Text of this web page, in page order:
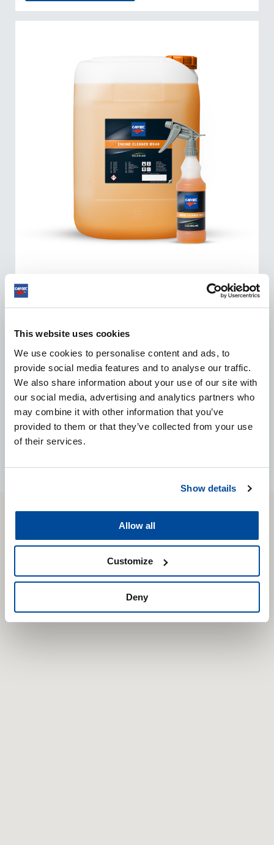
This website uses cookies
We use cookies to personalise content and ads, to
provide social media features and to analyse our traffic.
We also share information about your use of our site with
our social media, advertising and analytics partners who
may combine it with other information that you’ve
provided to them or that they’ve collected from your use
of their services.
Show details
Allow all
Customize
Deny
El limpiador más eficaz para el vano motor. Este
de aceite y grasa.
VER EL PRODUCTO
CARTEC
WORLD